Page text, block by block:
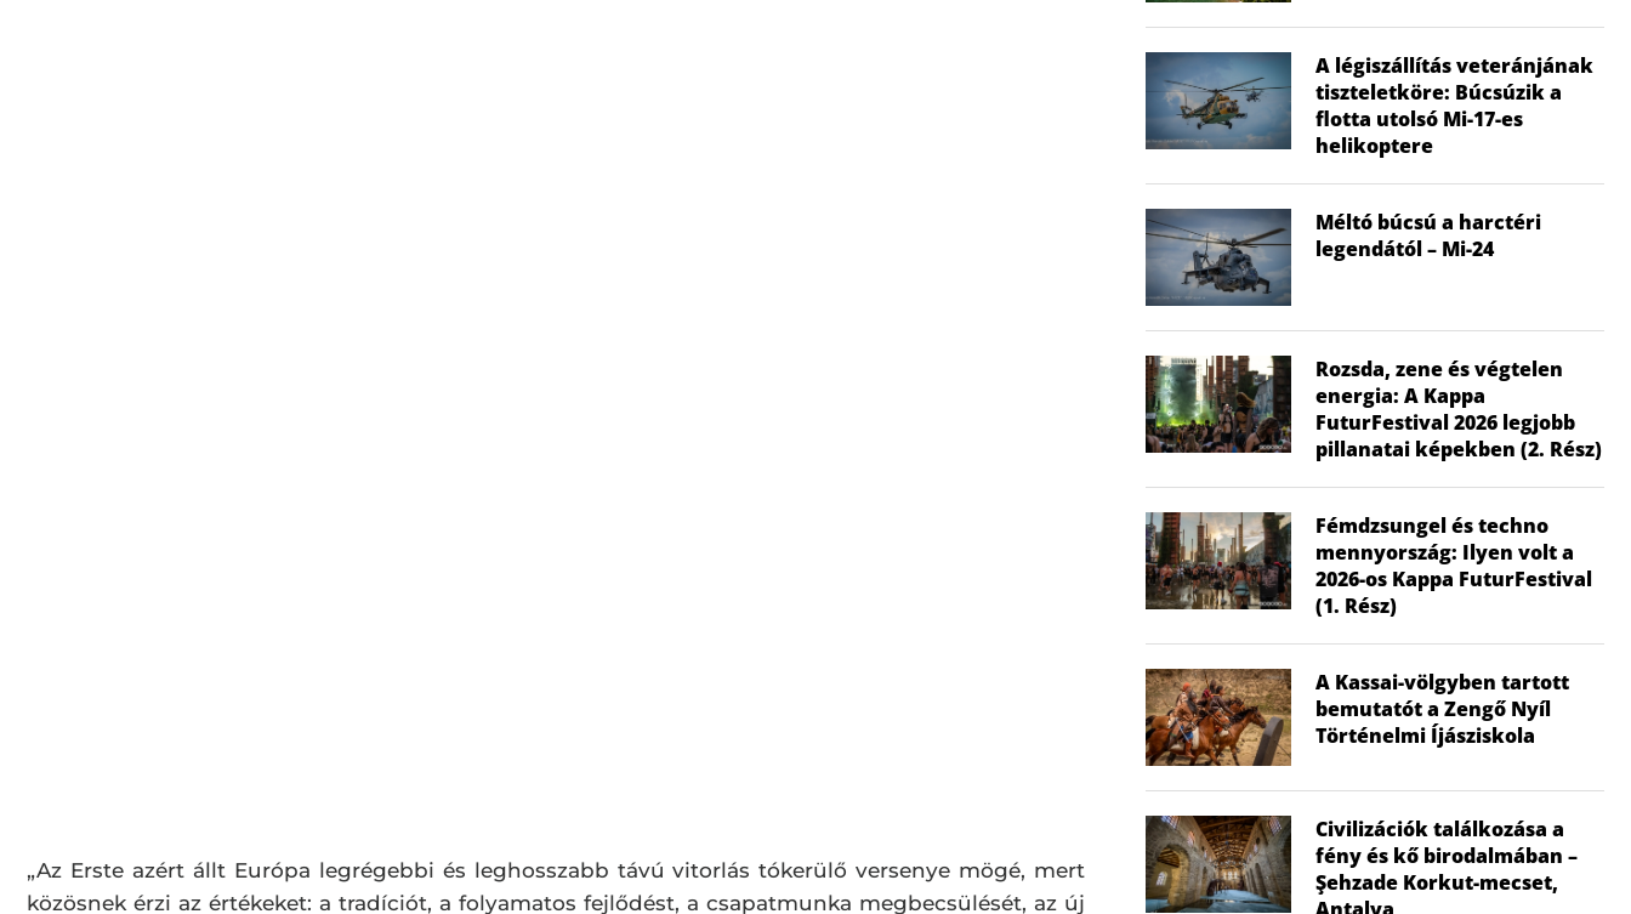
„Az Erste azért állt Európa legrégebbi és leghosszabb távú vitorlás tókerülő versenye mögé, mert
közösnek érzi az értékeket: a tradíciót, a folyamatos fejlődést, a csapatmunka megbecsülését, az új
A légiszállítás veteránjának
tiszteletköre: Búcsúzik a
flotta utolsó Mi-17-es
helikoptere
Méltó búcsú a harctéri
legendától – Mi-24
Rozsda, zene és végtelen
energia: A Kappa
FuturFestival 2026 legjobb
pillanatai képekben (2. Rész)
Fémdzsungel és techno
mennyország: Ilyen volt a
2026-os Kappa FuturFestival
(1. Rész)
A Kassai-völgyben tartott
bemutatót a Zengő Nyíl
Történelmi Íjásziskola
Civilizációk találkozása a
fény és kő birodalmában –
Şehzade Korkut-mecset,